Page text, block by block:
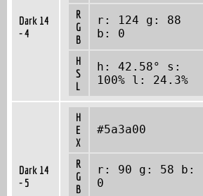
Dark 14
- 4
R
G
B
r: 124 g: 88
b: 0
H
S
L
h: 42.58° s:
100% l: 24.3%
Dark 14
- 5
H
E
X
#5a3a00
R
G
B
r: 90 g: 58 b:
0